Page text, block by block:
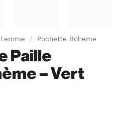
/ Pochette Boheme
Paille
– Vert